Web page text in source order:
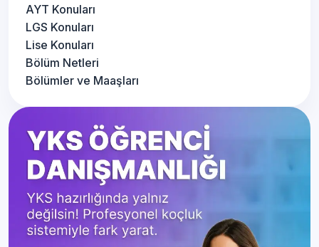
AYT Konuları
LGS Konuları
Lise Konuları
Bölüm Netleri
Bölümler ve Maaşları